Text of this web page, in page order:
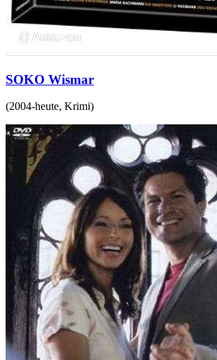
SOKO Wismar
(2004-heute, Krimi)